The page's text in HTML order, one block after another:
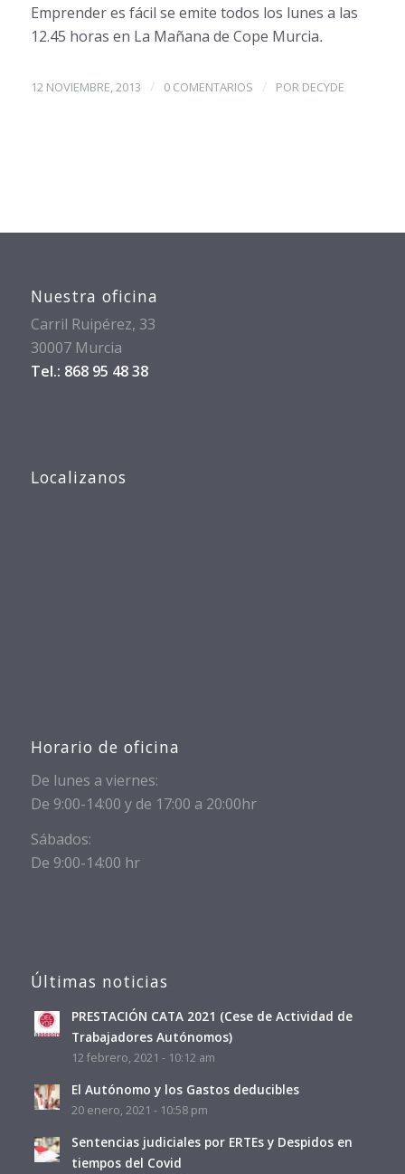
Emprender es fácil se emite todos los lunes a las
12.45 horas en La Mañana de Cope Murcia.
12 NOVIEMBRE, 2013 / 0 COMENTARIOS / POR DECYDE
Nuestra oficina
Carril Ruipérez, 33
30007 Murcia
Tel.: 868 95 48 38
Localizanos
Horario de oficina
De lunes a viernes:
De 9:00-14:00 y de 17:00 a 20:00hr
Sábados:
De 9:00-14:00 hr
Últimas noticias
PRESTACIÓN CATA 2021 (Cese de Actividad de
Trabajadores Autónomos)
12 febrero, 2021 - 10:12 am
El Autónomo y los Gastos deducibles
20 enero, 2021 - 10:58 pm
Sentencias judiciales por ERTEs y Despidos en
tiempos del Covid